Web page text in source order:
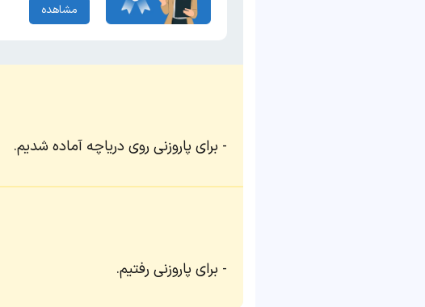
مشاهده
برای پاروزنی روی دریاچه آماده شدیم.
برای پاروزنی رفتیم.